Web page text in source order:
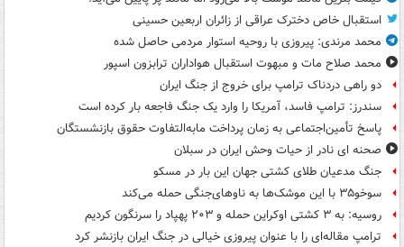
استقبال خاص دخترک عراقی از زائران اربعین حسینی
محمد مرندی: پیروزی با روحیه استوار مردمی حاصل شده
محمد صلاح مات و مبهوت استقبال هواداران ترابزون اسپور
دو راهی دردناک ترامپ برای خروج از جنگ ایران
سندرز: ترامپ فاسد، آمریکا را وارد یک جنگ فاجعه بار کرده است
پاسخ تأمین‌اجتماعی به زمان پرداخت مابه‌التفاوت حقوق بازنشستگان
صحنه ای نادر از حیات وحش ایران در سبلان
جنگ مدعیان طلای کشتی جهان این بار در مسکو
سوخو۳۵ با این موشک‌ها به ناوهای‌جنگی حمله می‌کند
روسیه: به ۳ کشتی اوکراین حمله و ۲۰۳ پهپاد را سرنگون کردیم
ترامپ مقاله‌ای را با عنوان پیروزی خیالی در جنگ ایران بازنشر کرد